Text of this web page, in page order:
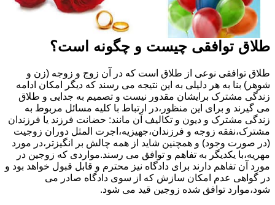
طلاق توافقی چیست و چگونه است؟
طلاق توافقی نوعی از طلاق است که در آن زوج و زوجه (زن و
شوهر) بنا به هر دلیلی به این نتیجه می رسند که دیگر امکان ادامه
زندگی مشترک برایشان مقدور نیست و تصمیم به جدایی و طلاق
می گیرند و برای این منظور،در ارتباط با کلیه مسائل مربوط به
زندگی مشترک و دیون و تکالیف آن مانند: حضانت فرزند یا فرزندان
مشترک،نفقه زوجه و فرزندان،جهیزیه،اجرت المثل دوران زوجیت
(در صورت وجود) و همچنین شاید از همه چالش بر انگیزتر،در مورد
مهریه،با یکدیگر به تفاهم و توافق می رسند.مواردی که زوجین در
مورد آن تفاهم دارند برای دادگاه نیز محترم و قابل قبول خواهد بود و
در گواهی عدم امکان سازش که از سوی دادگاه صادر می
شود،موارد توافق شده زوجین قید می شود.